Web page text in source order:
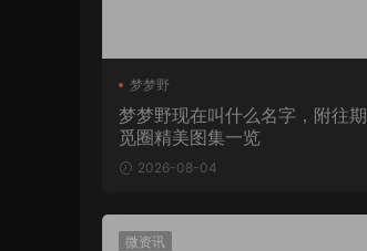
梦梦野
梦梦野现在叫什么名字，附往期
觅圈精美图集一览
2026-08-04
微资讯